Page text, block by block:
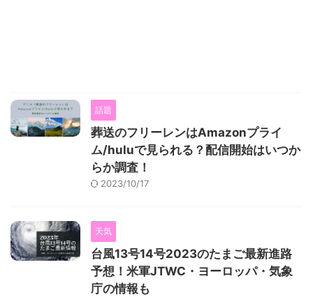
話題
葬送のフリーレンはAmazonプライ
ム/huluで見られる？配信開始はいつか
らか調査！
2023/10/17
天気
台風13号14号2023のたまご最新進路
予想！米軍JTWC・ヨーロッパ・気象
庁の情報も